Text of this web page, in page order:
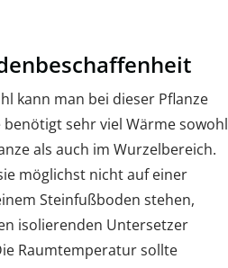
kann man bei dieser Pflanze
benötigt sehr viel Wärme sowohl
als auch im Wurzelbereich.
möglichst nicht auf einer
Steinfußboden stehen,
isolierenden Untersetzer
Raumtemperatur sollte